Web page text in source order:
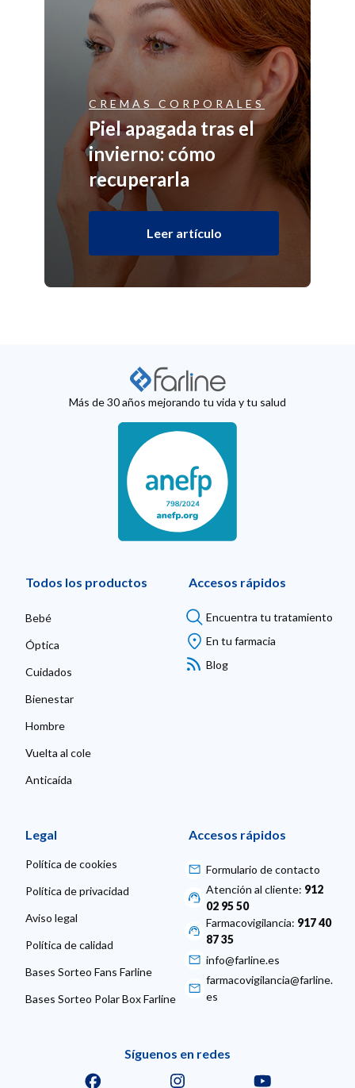
CREMAS CORPORALES
Piel apagada tras el
invierno: cómo
recuperarla
Leer artículo
Más de 30 años mejorando tu vida y tu salud
Todos los productos
Bebé
Óptica
Cuidados
Bienestar
Hombre
Vuelta al cole
Anticaída
Accesos rápidos
Encuentra tu tratamiento
En tu farmacia
Blog
Legal
Política de cookies
Política de privacidad
Aviso legal
Política de calidad
Bases Sorteo Fans Farline
Bases Sorteo Polar Box Farline
Síguenos en redes
Accesos rápidos
Formulario de contacto
Atención al cliente: 912
02 95 50
Farmacovigilancia: 917 40
87 35
info@farline.es
farmacovigilancia@farline.
es